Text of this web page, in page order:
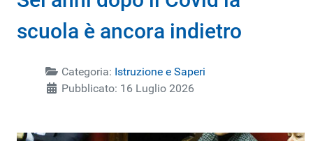
scuola è ancora indietro
Categoria: Istruzione e Saperi
Pubblicato: 16 Luglio 2026